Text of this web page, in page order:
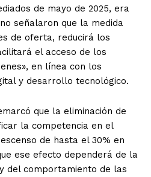
de mayo de 2025, era
señalaron que la medida
de oferta, reducirá los
el acceso de los
en línea con los
y desarrollo tecnológico.
que la eliminación de
la competencia en el
de hasta el 30% en
ese efecto dependerá de la
del comportamiento de las